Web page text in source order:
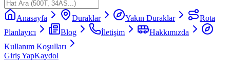
Anasayfa Duraklar Yakın Duraklar
Rota
Planlayıcı
Blog İletişim
Hakkımızda
Kullanım Koşulları
Giriş YapKaydol